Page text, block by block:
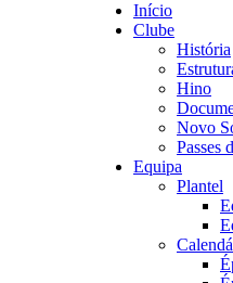
Início
Clube
História
Hino
Novo
Passes
Equipa
Plantel